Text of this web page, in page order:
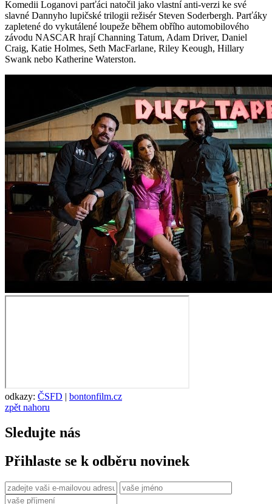
Komedii Loganovi parťáci natočil jako vlastní anti-verzi ke své
slavné Dannyho lupičské trilogii režisér Steven Soderbergh. Parťáky
zapletené do vykutálené loupeže během obřího automobilového
závodu NASCAR hrají Channing Tatum, Adam Driver, Daniel
Craig, Katie Holmes, Seth MacFarlane, Riley Keough, Hillary
Swank nebo Katherine Waterston.
odkazy: ČSFD | bontonfilm.cz
zpět nahoru
Sledujte nás
Přihlaste se k odběru novinek